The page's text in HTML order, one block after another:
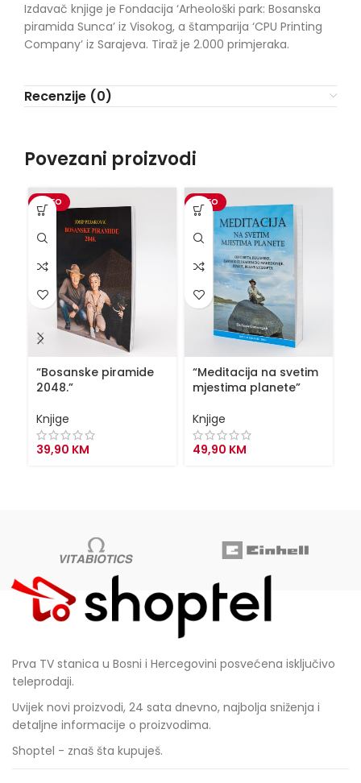
Izdavač knjige je Fondacija ‘Arheološki park: Bosanska
piramida Sunca’ iz Visokog, a štamparija ‘CPU Printing
Company’ iz Sarajeva. Tiraž je 2.000 primjeraka.
Recenzije (0)
Povezani proizvodi
VIDEO
“Bosanske piramide
2048.”
Knjige
39,90 KM
VIDEO
“Meditacija na svetim
mjestima planete”
Knjige
49,90 KM
Prva TV stanica u Bosni i Hercegovini posvećena isključivo
teleprodaji.
Uvijek novi proizvodi, 24 sata dnevno, najbolja sniženja i
detaljne informacije o proizvodima.
Shoptel - znaš šta kupuješ.